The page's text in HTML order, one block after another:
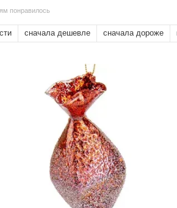
понравилось
сначала дешевле сначала дороже